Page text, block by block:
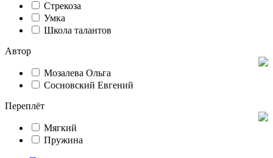
Стрекоза
Умка
Школа талантов
Автор
Мозалева Ольга
Сосновский Евгений
Переплёт
Мягкий
Пружина